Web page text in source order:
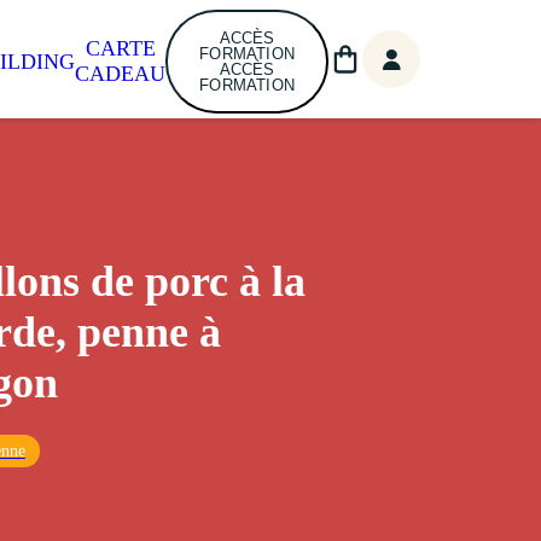
CARTE
CADEAU
ACCÈS
FORMATION
ACCÈS
FORMATION
de porc à la
penne à